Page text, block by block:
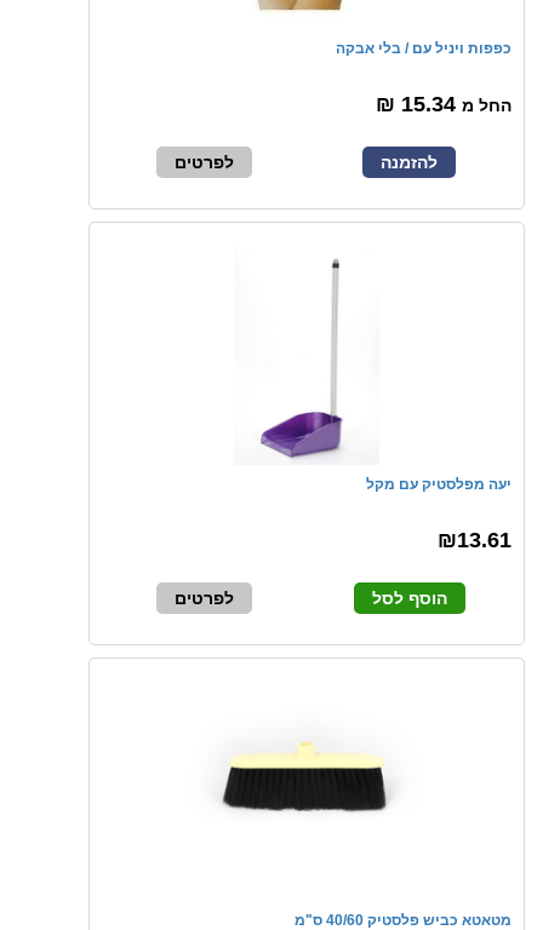
כפפות ויניל עם / בלי אבקה
החל מ
להזמנה לפרטים
יעה מפלסטיק עם מקל
₪13.61
הוסף לסל לפרטים
מטאטא כביש פלסטיק 40/60 ס"מ